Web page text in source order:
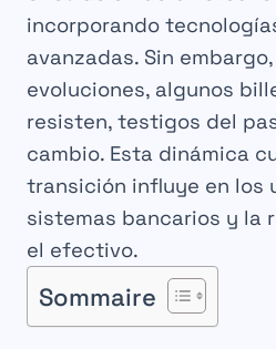
incorporando
avanzadas. Sin
evoluciones, algunos
resisten, testigos del
cambio. Esta dinámica
transición influye en los
sistemas bancarios y la
el efectivo.
Sommaire